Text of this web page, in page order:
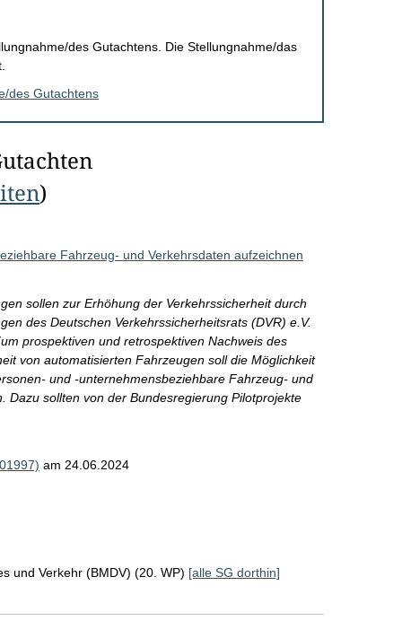
des Gutachtens. Die Stellungnahme/das
des Gutachtens
)
Fahrzeug- und Verkehrsdaten aufzeichnen
sollen zur Erhöhung der Verkehrssicherheit durch
des Deutschen Verkehrssicherheitsrats (DVR) e.V.
prospektiven und retrospektiven Nachweis des
von automatisierten Fahrzeugen soll die Möglichkeit
und -unternehmensbeziehbare Fahrzeug- und
Dazu sollten von der Bundesregierung Pilotprojekte
am 24.06.2024
und Verkehr (BMDV) (20. WP) [alle SG dorthin]